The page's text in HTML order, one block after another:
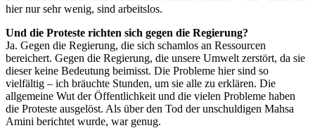
hier nur sehr wenig, sind arbeitslos.
Und die Proteste richten sich gegen die Regierung?
Ja. Gegen die Regierung, die sich schamlos an Ressourcen
bereichert. Gegen die Regierung, die unsere Umwelt zerstört, da sie
dieser keine Bedeutung beimisst. Die Probleme hier sind so
vielfältig – ich bräuchte Stunden, um sie alle zu erklären. Die
allgemeine Wut der Öffentlichkeit und die vielen Probleme haben
die Proteste ausgelöst. Als über den Tod der unschuldigen Mahsa
Amini berichtet wurde, war genug.